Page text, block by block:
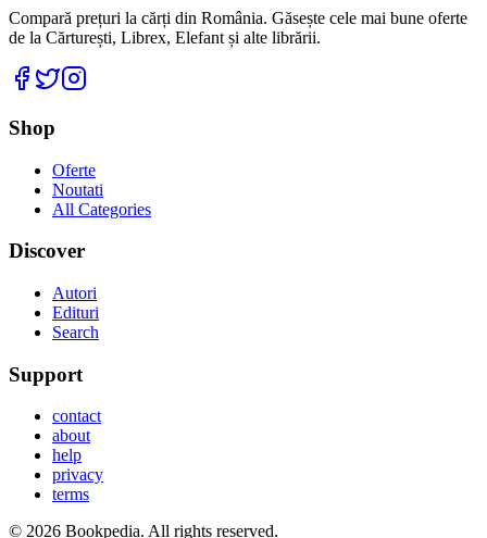
Compară prețuri la cărți din România. Găsește cele mai bune oferte
de la Cărturești, Librex, Elefant și alte librării.
Facebook
Twitter
Shop
Oferte
Noutati
All Categories
Discover
Autori
Edituri
Search
Support
contact
about
help
privacy
terms
© 2026 Bookpedia. All rights reserved.